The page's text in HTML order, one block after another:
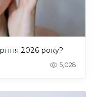
2026 року?
5,028